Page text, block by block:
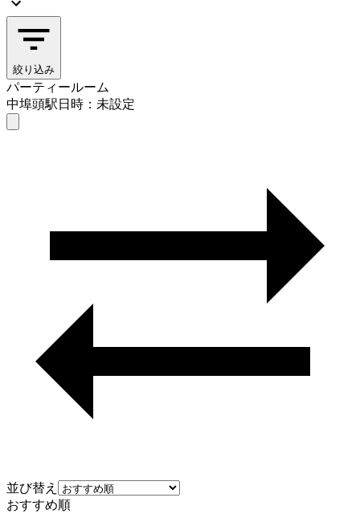
絞り込み
パーティールーム
中埠頭駅日時：未設定
並び替え
おすすめ順